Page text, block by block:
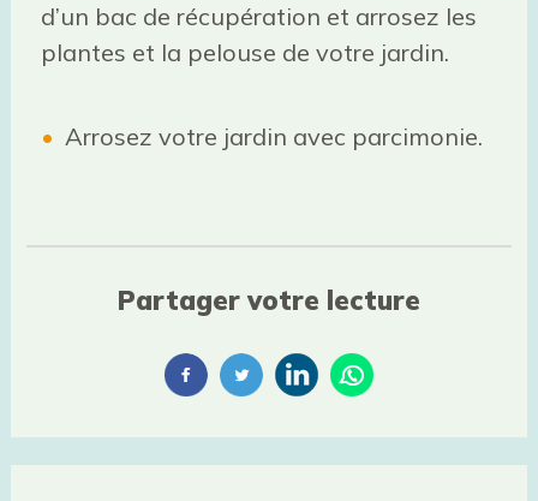
d’un bac de récupération et arrosez les
plantes et la pelouse de votre jardin.
Arrosez votre jardin avec parcimonie.
Partager votre lecture